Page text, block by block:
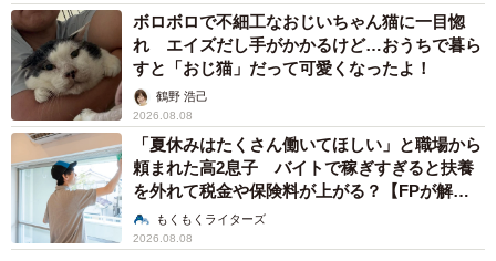
ボロボロで不細工なおじいちゃん猫に一目惚
れ エイズだし手がかかるけど…おうちで暮ら
すと「おじ猫」だって可愛くなったよ！
鶴野 浩己
2026.08.08
「夏休みはたくさん働いてほしい」と職場から
頼まれた高2息子 バイトで稼ぎすぎると扶養
を外れて税金や保険料が上がる？【FPが解
説】もくもくライターズ
2026.08.08